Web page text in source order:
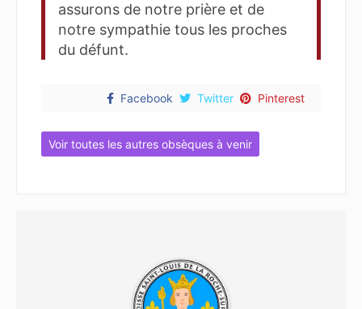
assurons de notre prière et de
notre sympathie tous les proches
du défunt.
Facebook Twitter Pinterest
Voir toutes les autres obsèques à venir